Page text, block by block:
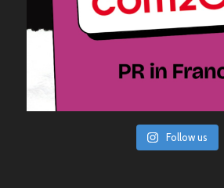
Follow us